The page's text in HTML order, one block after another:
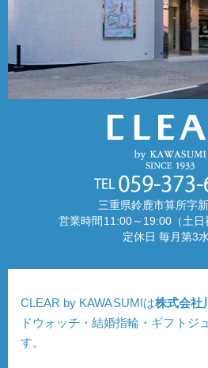
三重県鈴鹿市算所字
営業時間11:00～19:00（土日
定休日 毎月第3
CLEAR by KAWASUMIは株式会社
ドウォッチ・結婚指輪・ギフトジ
す。